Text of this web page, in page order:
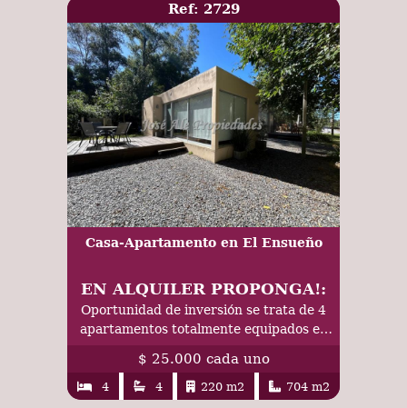
Ref: 2729
Casa-Apartamento en El Ensueño
EN ALQUILER PROPONGA!:
Oportunidad de inversión se trata de 4
apartamentos totalmente equipados en
$ 25.000 cada uno
4 4 220 m2 704 m2